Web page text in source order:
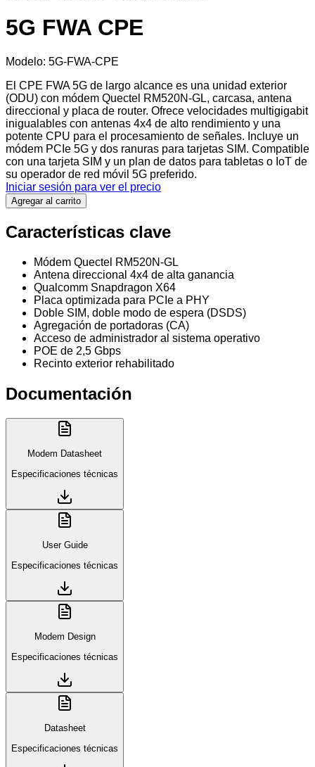
5G FWA CPE
Modelo: 5G-FWA-CPE
El CPE FWA 5G de largo alcance es una unidad exterior
(ODU) con módem Quectel RM520N-GL, carcasa, antena
direccional y placa de router. Ofrece velocidades multigigabit
inigualables con antenas 4x4 de alto rendimiento y una
potente CPU para el procesamiento de señales. Incluye un
módem PCIe 5G y dos ranuras para tarjetas SIM. Compatible
con una tarjeta SIM y un plan de datos para tabletas o IoT de
su operador de red móvil 5G preferido.
Iniciar sesión para ver el precio
Agregar al carrito
Características clave
Módem Quectel RM520N-GL
Antena direccional 4x4 de alta ganancia
Qualcomm Snapdragon X64
Placa optimizada para PCIe a PHY
Doble SIM, doble modo de espera (DSDS)
Agregación de portadoras (CA)
Acceso de administrador al sistema operativo
POE de 2,5 Gbps
Recinto exterior rehabilitado
Documentación
Modem Datasheet
Especificaciones técnicas
User Guide
Especificaciones técnicas
Modem Design
Especificaciones técnicas
Datasheet
Especificaciones técnicas